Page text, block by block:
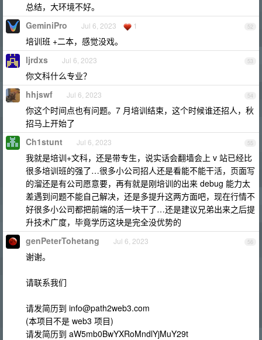
总结，大环境不好。
52
GeminiPro Jul 6, 2023 1
培训班 +二本，感觉没戏。
53
ljrdxs Jul 6, 2023
你文科什么专业？
54
hhjswf Jul 6, 2023
你这个时间点也有问题。7 月培训结束，这个时候谁还招人，秋
招马上开始了
55
Ch1stunt Jul 6, 2023
我就是培训+文科，还是带专生，说实话会翻墙会上 v 站已经比
很多培训班的强了…很多小公司招人还是看能不能干活，页面写
的溜还是有公司愿意要，再有就是刚培训的出来 debug 能力太
差遇到问题不能自己解决，还是多提升这两方面吧，现在行情不
好很多小公司都把前端的活一块干了…还是建议兄弟出来之后提
升技术广度，毕竟学历这块是完全没优势的
56
genPeterTohetang Jul 6, 2023
谢谢。
请联系我们
请发简历到 info@path2web3.com
(本项目不是 web3 项目)
请发简历到 aW5mb0BwYXRoMndlYjMuY29t